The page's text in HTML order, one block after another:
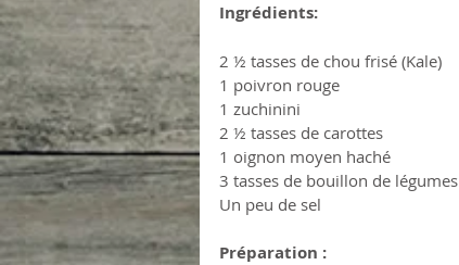
Ingrédients:
2 ½ tasses de chou frisé (Kale)
1 poivron rouge
1 zuchinini
2 ½ tasses de carottes
1 oignon moyen haché
3 tasses de bouillon de légumes
Un peu de sel
Préparation :